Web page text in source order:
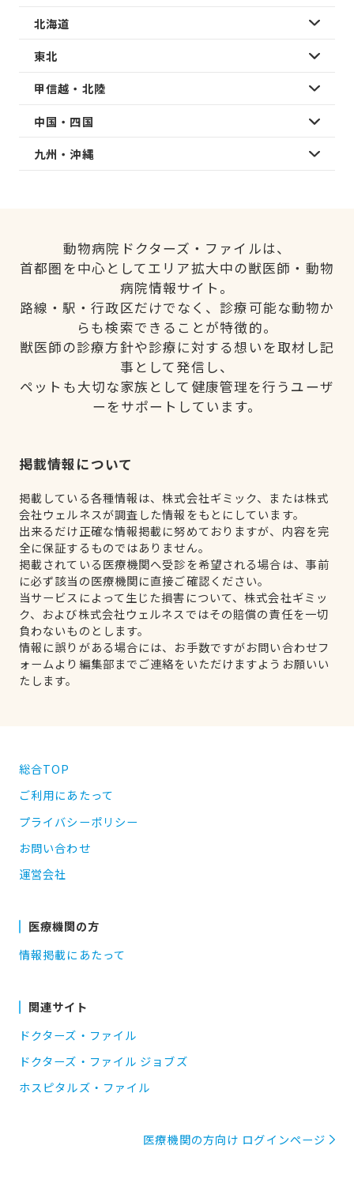
北海道
東北
甲信越・北陸
中国・四国
九州・沖縄
動物病院ドクターズ・ファイルは、
首都圏を中心としてエリア拡大中の獣医師・動物
病院情報サイト。
路線・駅・行政区だけでなく、診療可能な動物か
らも検索できることが特徴的。
獣医師の診療方針や診療に対する想いを取材し記
事として発信し、
ペットも大切な家族として健康管理を行うユーザ
ーをサポートしています。
掲載情報について
掲載している各種情報は、株式会社ギミック、または株式
会社ウェルネスが調査した情報をもとにしています。
出来るだけ正確な情報掲載に努めておりますが、内容を完
全に保証するものではありません。
掲載されている医療機関へ受診を希望される場合は、事前
に必ず該当の医療機関に直接ご確認ください。
当サービスによって生じた損害について、株式会社ギミッ
ク、および株式会社ウェルネスではその賠償の責任を一切
負わないものとします。
情報に誤りがある場合には、お手数ですがお問い合わせフ
ォームより編集部までご連絡をいただけますようお願いい
たします。
総合TOP
ご利用にあたって
プライバシーポリシー
お問い合わせ
運営会社
医療機関の方
情報掲載にあたって
関連サイト
ドクターズ・ファイル
ドクターズ・ファイル ジョブズ
ホスピタルズ・ファイル
医療機関の方向け ログインページ